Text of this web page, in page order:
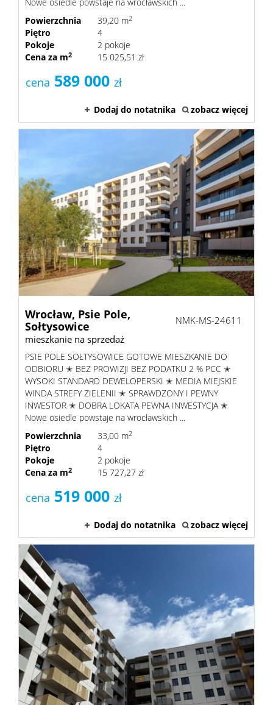
Nowe osiedle powstaje na wrocławskich ...
Powierzchnia
39,20 m2
Piętro
4
Pokoje
2 pokoje
Cena za m2 15 025,51 zł
cena 589 000 zł
Dodaj do notatnika zobacz więcej
Wrocław, Psie Pole,
Sołtysowice
mieszkanie na sprzedaż
NMK-MS-24611
PSIE POLE SOŁTYSOWICE GOTOWE MIESZKANIE DO
ODBIORU ✭ BEZ PROWIZJI BEZ PODATKU 2 % PCC ✭
WYSOKI STANDARD DEWELOPERSKI ✭ MEDIA MIEJSKIE
WINDA STREFY ZIELENII ✭ SPRAWDZONY I PEWNY
INWESTOR ✭ DOBRA LOKATA PEWNA INWESTYCJA ✭
Nowe osiedle powstaje na wrocławskich ...
Powierzchnia
33,00 m2
Piętro
4
Pokoje
2 pokoje
Cena za m2 15 727,27 zł
cena 519 000 zł
Dodaj do notatnika zobacz więcej